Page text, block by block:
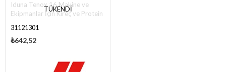
TÜKENDI
Iduna Tenox 16 Makine ve
Ekipmanlar İçin Kireç ve Protein
31121301
₺642,52